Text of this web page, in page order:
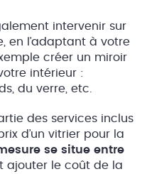
intervenir sur
en l’adaptant à votre
créer un miroir
intérieur :
du verre, etc.
des services inclus
d’un vitrier pour la
se situe entre
ajouter le coût de la